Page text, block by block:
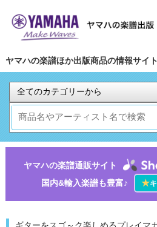
ヤマハの楽譜ほか出版商品の情報サイト
ヤマハの楽譜通販サイト
国内&輸入楽譜も豊富♪
★